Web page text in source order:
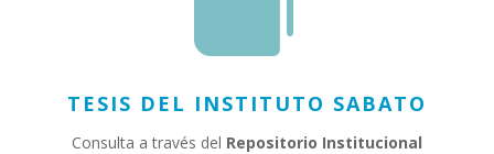
TESIS DEL INSTITUTO SABATO
Consulta a través del Repositorio Institucional